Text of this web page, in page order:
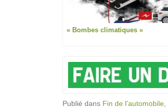
« Bombes climatiques »
Publié dans Fin de l'automobile